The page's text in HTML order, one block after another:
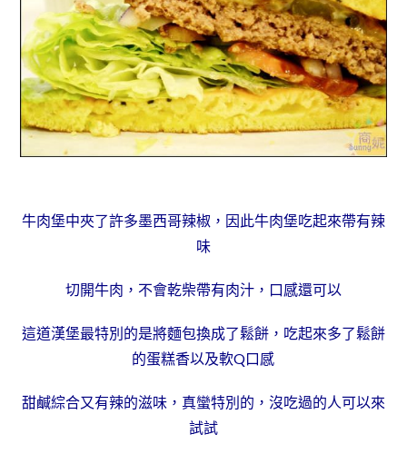
牛肉堡中夾了許多墨西哥辣椒，因此牛肉堡吃起來帶有辣
味
切開牛肉，不會乾柴帶有肉汁，口感還可以
這道漢堡最特別的是將麵包換成了鬆餅，吃起來多了鬆餅
的蛋糕香以及軟Q口感
甜鹹綜合又有辣的滋味，真蠻特別的，沒吃過的人可以來
試試